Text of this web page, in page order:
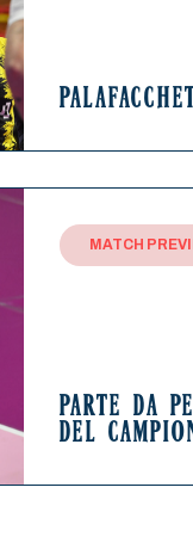
MATCH
PARTE DA
DEL